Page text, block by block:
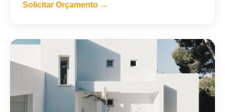
Solicitar Orçamento →